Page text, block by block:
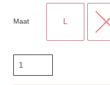
Maat L M